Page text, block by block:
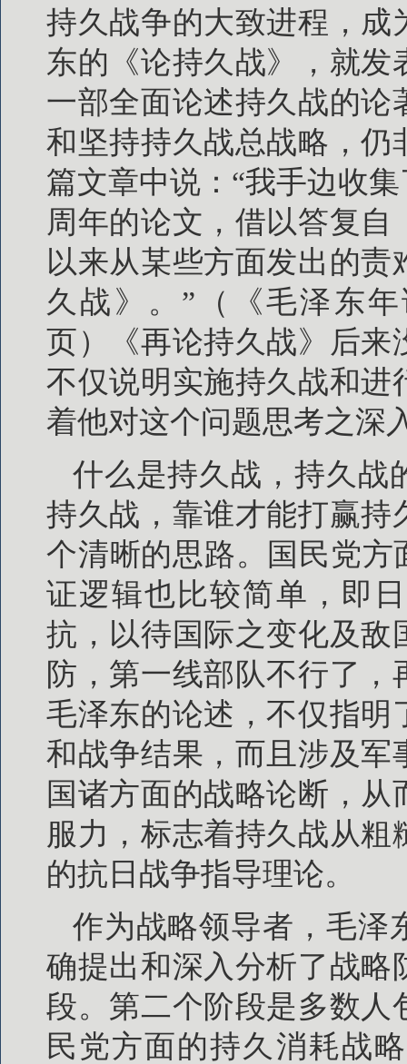
持久战争的大致进程，成
东的《论持久战》，就
一部全面论述持久战的
和坚持持久战总战略，仍
篇文章中说：“我手边收
周年的论文，借以答复
以来从某些方面发出的
久战》。”（《毛泽东年
页）《再论持久战》后来
不仅说明实施持久战和进
着他对这个问题思考之深
什么是持久战，持久战
持久战，靠谁才能打赢持
个清晰的思路。国民党方
证逻辑也比较简单，即
抗，以待国际之变化及敌
防，第一线部队不行了
毛泽东的论述，不仅指明
和战争结果，而且涉及军
国诸方面的战略论断，
服力，标志着持久战从
的抗日战争指导理论。
作为战略领导者，毛泽
确提出和深入分析了战略
段。第二个阶段是多数人
民党方面的持久消耗战